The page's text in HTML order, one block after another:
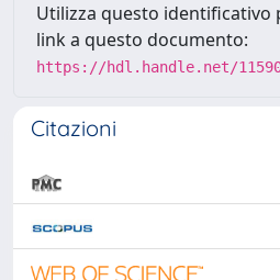
Utilizza questo identificativo
link a questo documento:
https://hdl.handle.net/
Citazioni